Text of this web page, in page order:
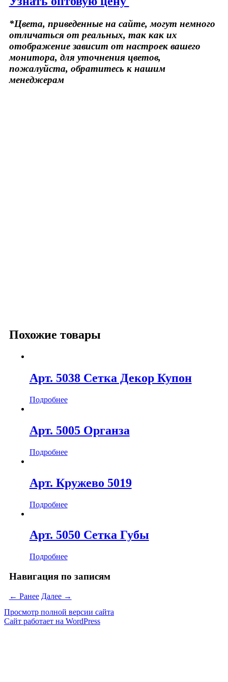
*Цвета, приведенные на сайте, могут немного
отличаться от реальных, так как их
отображение зависит от настроек вашего
монитора, для уточнения цветов,
пожалуйста, обратитесь к нашим
менеджерам
Похожие товары
Арт. 5038 Сетка Декор Купон
Подробнее
Арт. 5005 Органза
Подробнее
Арт. Кружево 5019
Подробнее
Арт. 5050 Сетка Губы
Подробнее
Навигация по записям
← Ранее Далее →
Просмотр полной версии сайта
Сайт работает на WordPress